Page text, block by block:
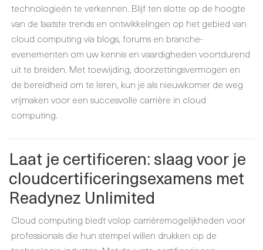
technologieën te verkennen. Blijf ten slotte op de hoogte
van de laatste trends en ontwikkelingen op het gebied van
cloud computing via blogs, forums en branche-
evenementen om uw kennis en vaardigheden voortdurend
uit te breiden. Met toewijding, doorzettingsvermogen en
de bereidheid om te leren, kun je als nieuwkomer de weg
vrijmaken voor een succesvolle carrière in cloud
computing.
Laat je certificeren: slaag voor je
cloudcertificeringsexamens met
Readynez Unlimited
Cloud computing biedt volop carrièremogelijkheden voor
professionals die hun stempel willen drukken op de